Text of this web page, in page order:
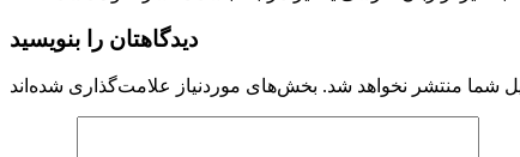
دیدگاهتان را بنویسید
شما منتشر نخواهد شد.